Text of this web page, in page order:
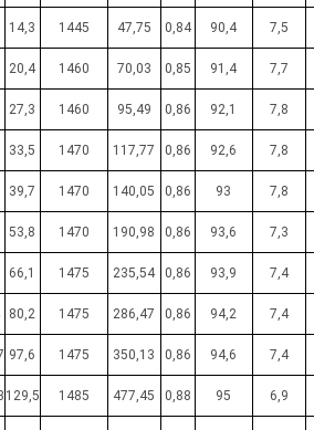
14,3 1445 47,75 0,84 90,4 7,5
20,4 1460 70,03 0,85 91,4 7,7
27,3 1460 95,49 0,86 92,1 7,8
33,5 1470 117,77 0,86 92,6 7,8
39,7 1470 140,05 0,86 93 7,8
53,8 1470 190,98 0,86 93,6 7,3
66,1 1475 235,54 0,86 93,9 7,4
80,2 1475 286,47 0,86 94,2 7,4
97,6 1475 350,13 0,86 94,6 7,4
129,5 1485 477,45 0,88 95 6,9